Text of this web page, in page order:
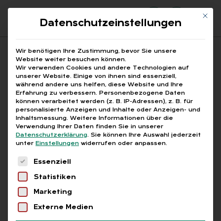
Suchfeld
Suchen
Breadcrumb-Navigation
STARTSEITE
BETRIEBSPRÜFUNG SOZIALVERSICHERUNG
Alle Bei­trä­ge mit dem
Schlag­wort „Be­triebs­
prü­fung So­zi­al­ver­si­che­
Mit
Datenschutzeinstellungen
Wir benötigen Ihre Zustimmung, bevor Sie unsere
Website weiter besuchen können.
Wir verwenden Cookies und andere Technologien auf
unserer Website. Einige von ihnen sind essenziell,
während andere uns helfen, diese Website und Ihre
Erfahrung zu verbessern. Personenbezogene Daten
können verarbeitet werden (z. B. IP-Adressen), z. B. für
personalisierte Anzeigen und Inhalte oder Anzeigen- und
Inhaltsmessung. Weitere Informationen über die
Verwendung Ihrer Daten finden Sie in unserer
Datenschutzerklärung. Sie können Ihre Auswahl jederzeit
unter Einstellungen widerrufen oder anpassen.
Es folgt eine Liste der Service-Gruppen, für
Essenziell
Statistiken
Marketing
Externe Medien